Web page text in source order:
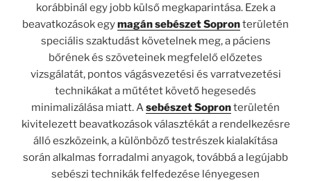
korábbinál egy jobb külső megkaparintása. Ezek a
beavatkozások egymagán sebészet Sopronterületén
speciális szaktudást követelnek meg, a páciens
bőrének és szöveteinek megfelelő előzetes
vizsgálatát, pontos vágásvezetési és varratvezetési
technikákat a műtétet követő hegesedés
minimalizálása miatt. Asebészet Sopronterületén
kivitelezett beavatkozások választékát a rendelkezésre
álló eszközeink, a különböző testrészek kialakítása
során alkalmas forradalmi anyagok, továbbá a legújabb
sebészi technikák felfedezése lényegesen